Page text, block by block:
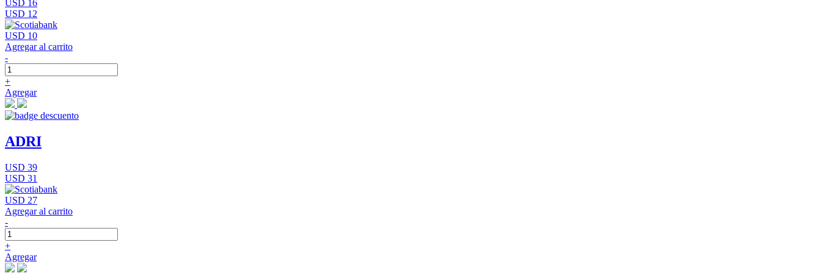
USD 16
USD 12
USD 10
Agregar al carrito
-
+
Agregar
ADRI
USD 39
USD 31
USD 27
Agregar al carrito
-
+
Agregar